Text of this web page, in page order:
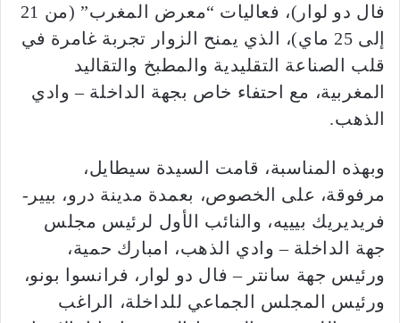
فال دو لوار)، فعاليات “معرض المغرب” (من 21
إلى 25 ماي)، الذي يمنح الزوار تجربة غامرة في
قلب الصناعة التقليدية والمطبخ والتقاليد
المغربية، مع احتفاء خاص بجهة الداخلة – وادي
الذهب.
وبهذه المناسبة، قامت السيدة سيطايل،
مرفوقة، على الخصوص، بعمدة مدينة درو، بيير-
فريديريك بيييه، والنائب الأول لرئيس مجلس
جهة الداخلة – وادي الذهب، امبارك حمية،
ورئيس جهة سانتر – فال دو لوار، فرانسوا بونو،
ورئيس المجلس الجماعي للداخلة، الراغب